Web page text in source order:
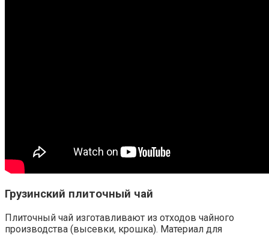
Грузинский плиточный чай
Плиточный чай изготавливают из отходов чайного
производства (высевки, крошка). Материал для